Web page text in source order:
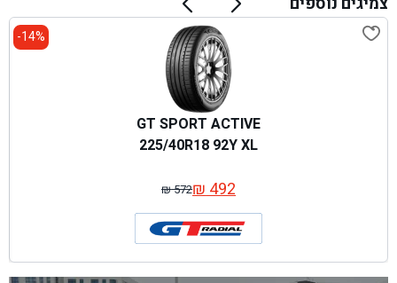
14%-
GT SPORT ACTIVE
225/40R18 92Y XL
₪572
המחיר
המקורי
היה:
₪ 572.
₪492 המחיר
הנוכחי
הוא:
₪ 492.